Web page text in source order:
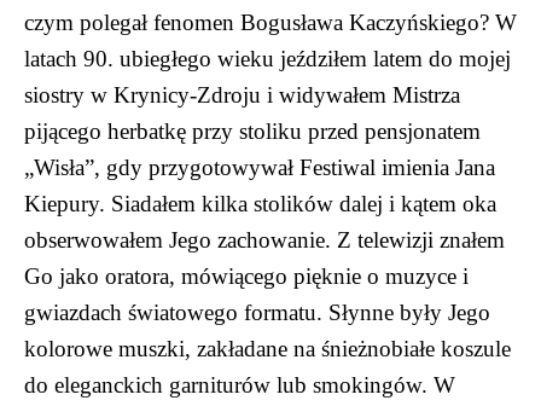
czym polegał fenomen Bogusława Kaczyńskiego? W
latach 90. ubiegłego wieku jeździłem latem do mojej
siostry w Krynicy-Zdroju i widywałem Mistrza
pijącego herbatkę przy stoliku przed pensjonatem
„Wisła”, gdy przygotowywał Festiwal imienia Jana
Kiepury. Siadałem kilka stolików dalej i kątem oka
obserwowałem Jego zachowanie. Z telewizji znałem
Go jako oratora, mówiącego pięknie o muzyce i
gwiazdach światowego formatu. Słynne były Jego
kolorowe muszki, zakładane na śnieżnobiałe koszule
do eleganckich garniturów lub smokingów. W